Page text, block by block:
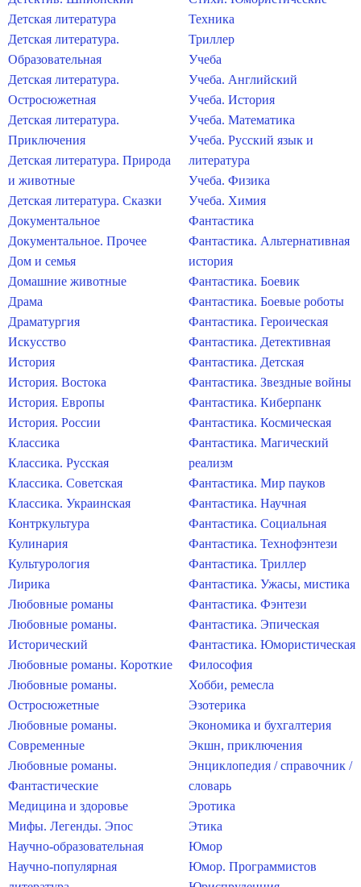
Детская литература
Детская литература.
Образовательная
Детская литература.
Остросюжетная
Детская литература.
Приключения
Детская литература. Природа
и животные
Детская литература. Сказки
Документальное
Документальное. Прочее
Дом и семья
Домашние животные
Драма
Драматургия
Искусство
История
История. Востока
История. Европы
История. России
Классика
Классика. Русская
Классика. Советская
Классика. Украинская
Контркультура
Кулинария
Культурология
Лирика
Любовные романы
Любовные романы.
Исторический
Любовные романы. Короткие
Любовные романы.
Остросюжетные
Любовные романы.
Современные
Любовные романы.
Фантастические
Медицина и здоровье
Мифы. Легенды. Эпос
Научно-образовательная
Научно-популярная
Техника
Триллер
Учеба
Учеба. Английский
Учеба. История
Учеба. Математика
Учеба. Русский язык и
литература
Учеба. Физика
Учеба. Химия
Фантастика
Фантастика. Альтернативная
история
Фантастика. Боевик
Фантастика. Боевые роботы
Фантастика. Героическая
Фантастика. Детективная
Фантастика. Детская
Фантастика. Звездные войны
Фантастика. Киберпанк
Фантастика. Космическая
Фантастика. Магический
реализм
Фантастика. Мир пауков
Фантастика. Научная
Фантастика. Социальная
Фантастика. Технофэнтези
Фантастика. Триллер
Фантастика. Ужасы, мистика
Фантастика. Фэнтези
Фантастика. Эпическая
Фантастика. Юмористическая
Философия
Хобби, ремесла
Эзотерика
Экономика и бухгалтерия
Экшн, приключения
Энциклопедия / справочник /
словарь
Эротика
Этика
Юмор
Юмор. Программистов